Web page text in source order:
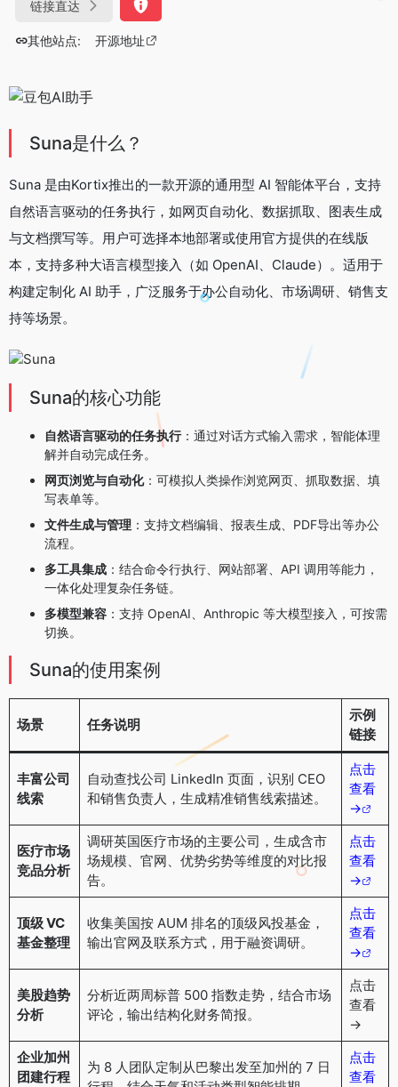
链接直达
其他站点: 开源地址
Suna是什么？
Suna 是由Kortix推出的一款开源的通用型 AI 智能体平台，支持
自然语言驱动的任务执行，如网页自动化、数据抓取、图表生成
与文档撰写等。用户可选择本地部署或使用官方提供的在线版
本，支持多种大语言模型接入（如 OpenAI、Claude）。适用于
构建定制化 AI 助手，广泛服务于办公自动化、市场调研、销售支
持等场景。
Suna的核心功能
自然语言驱动的任务执行：通过对话方式输入需求，智能体理
解并自动完成任务。
网页浏览与自动化：可模拟人类操作浏览网页、抓取数据、填
写表单等。
文件生成与管理 ：支持文档编辑、报表生成、PDF导出等办公
流程。
多工具集成 ：结合命令行执行、网站部署、API 调用等能力，
一体化处理复杂任务链。
多模型兼容 ：支持 OpenAI、Anthropic 等大模型接入，可按需
切换。
Suna的使用案例
场景 任务说明
示例
链接
丰富公司
线索
自动查找公司 LinkedIn 页面，识别 CEO
和销售负责人，生成精准销售线索描述。
点击
查看
→
医疗市场
竞品分析
调研英国医疗市场的主要公司，生成含市
场规模、官网、优势劣势等维度的对比报
告。
点击
查看
→
顶级 VC
基金整理
收集美国按 AUM 排名的顶级风投基金，
输出官网及联系方式，用于融资调研。
点击
查看
→
美股趋势
分析
分析近两周标普 500 指数走势，结合市场
评论，输出结构化财务简报。
点击
查看
→
企业加州
团建行程
为 8 人团队定制从巴黎出发至加州的 7 日
点击
查看